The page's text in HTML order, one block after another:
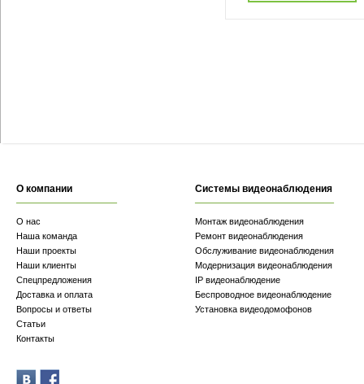
О компании
О нас
Наша команда
Наши проекты
Наши клиенты
Спецпредложения
Доставка и оплата
Вопросы и ответы
Статьи
Контакты
Системы видеонаблюдения
Монтаж видеонаблюдения
Ремонт видеонаблюдения
Обслуживание видеонаблюдения
Модернизация видеонаблюдения
IP видеонаблюдение
Беспроводное видеонаблюдение
Установка видеодомофонов